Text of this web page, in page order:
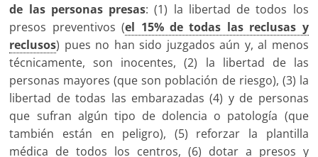
de las personas presas: (1) la libertad de todos los
presos preventivos (el 15% de todas las reclusas y
reclusos) pues no han sido juzgados aún y, al menos
técnicamente, son inocentes, (2) la libertad de las
personas mayores (que son población de riesgo), (3) la
libertad de todas las embarazadas (4) y de personas
que sufran algún tipo de dolencia o patología (que
también están en peligro), (5) reforzar la plantilla
médica de todos los centros, (6) dotar a presos y